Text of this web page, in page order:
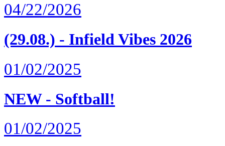
04/22/2026
(29.08.) - Infield Vibes 2026
01/02/2025
NEW - Softball!
01/02/2025